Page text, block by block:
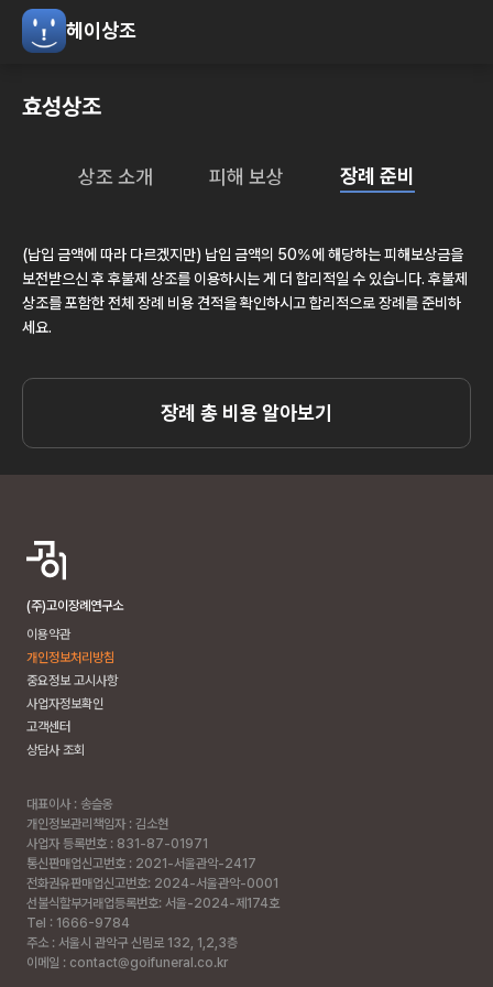
헤이상조
효성상조
상조 소개 피해 보상 장례 준비
(납입 금액에 따라 다르겠지만) 납입 금액의 50%에 해당하는 피해보상금을
보전받으신 후 후불제 상조를 이용하시는 게 더 합리적일 수 있습니다. 후불제
상조를 포함한 전체 장례 비용 견적을 확인하시고 합리적으로 장례를 준비하
세요.
장례 총 비용 알아보기
(주)고이장례연구소
이용약관
개인정보처리방침
중요정보 고시사항
사업자정보확인
고객센터
상담사 조회
대표이사 : 송슬옹
개인정보관리책임자 : 김소현
사업자 등록번호 : 831-87-01971
통신판매업신고번호 : 2021-서울관악-2417
전화권유판매업신고번호: 2024-서울관악-0001
선불식할부거래업등록번호: 서울-2024-제174호
Tel : 1666-9784
주소 : 서울시 관악구 신림로 132, 1,2,3층
이메일 : contact@goifuneral.co.kr